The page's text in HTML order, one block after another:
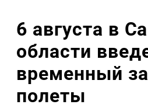
6 августа в
области
временный
полеты